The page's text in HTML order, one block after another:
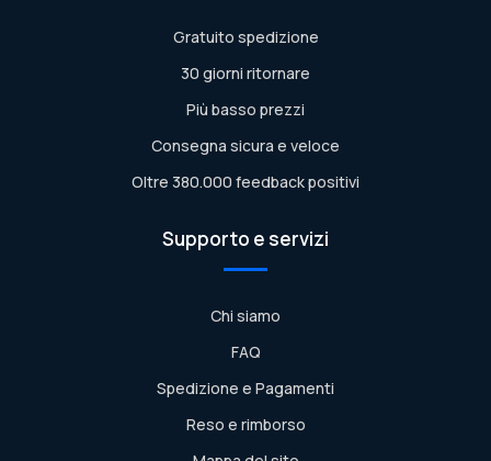
Gratuito spedizione
30 giorni ritornare
Più basso prezzi
Consegna sicura e veloce
Oltre 380.000 feedback positivi
Supporto e servizi
Chi siamo
FAQ
Spedizione e Pagamenti
Reso e rimborso